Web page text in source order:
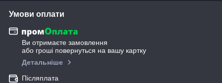
Умови оплати
Ви отримаєте замовлення
або гроші повернуться на вашу картку
Детальніше
Післяплата